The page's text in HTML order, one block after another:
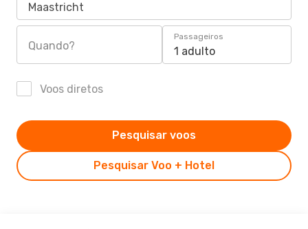
Maastricht
Quando?
Passageiros
1 adulto
Voos diretos
Pesquisar Voo + Hotel
Pesquisar voos